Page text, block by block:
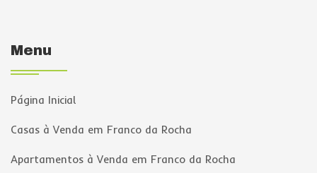
Menu
Página Inicial
Casas à Venda em Franco da Rocha
Apartamentos à Venda em Franco da Rocha